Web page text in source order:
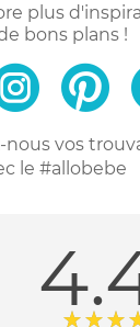
plus
bons plans !
nous vos
le #allobebe